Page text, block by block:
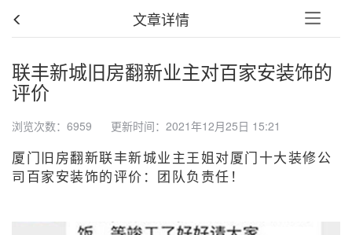
文章详情
联丰新城旧房翻新业主对百家安装饰的
评价
浏览次数：6959 更新时间：2021年12月25日 15:21
厦门旧房翻新联丰新城业主王姐对厦门十大装修公
司百家安装饰的评价：
团队负责任！